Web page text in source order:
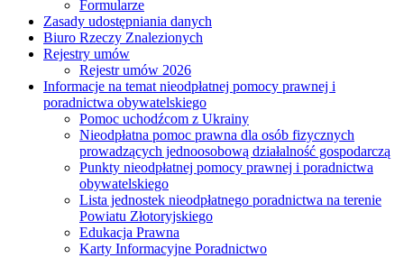
Formularze
Zasady udostępniania danych
Biuro Rzeczy Znalezionych
Rejestry umów
Rejestr umów 2026
Informacje na temat nieodpłatnej pomocy prawnej i
poradnictwa obywatelskiego
Pomoc uchodźcom z Ukrainy
Nieodpłatna pomoc prawna dla osób fizycznych
prowadzących jednoosobową działalność gospodarczą
Punkty nieodpłatnej pomocy prawnej i poradnictwa
obywatelskiego
Lista jednostek nieodpłatnego poradnictwa na terenie
Powiatu Złotoryjskiego
Edukacja Prawna
Karty Informacyjne Poradnictwo